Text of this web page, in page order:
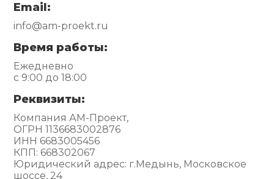
Email:
info@am-proekt.ru
Время работы:
Ежедневно
с 9:00 до 18:00
Реквизиты:
Компания АМ-Проект,
ОГРН 1136683002876
ИНН 6683005456
КПП: 668302067
Юридический адрес: г.Медынь, Московское
шоссе, 24